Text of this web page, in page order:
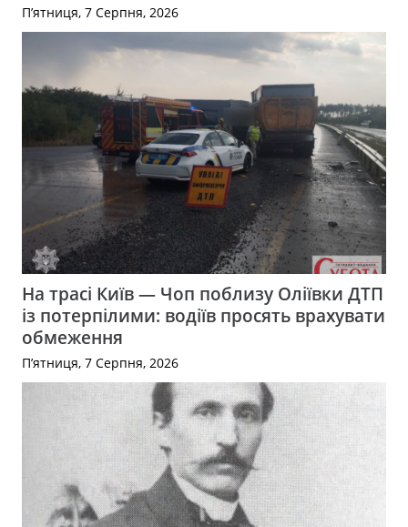
П’ятниця, 7 Серпня, 2026
На трасі Київ — Чоп поблизу Оліївки ДТП
із потерпілими: водіїв просять врахувати
обмеження
П’ятниця, 7 Серпня, 2026